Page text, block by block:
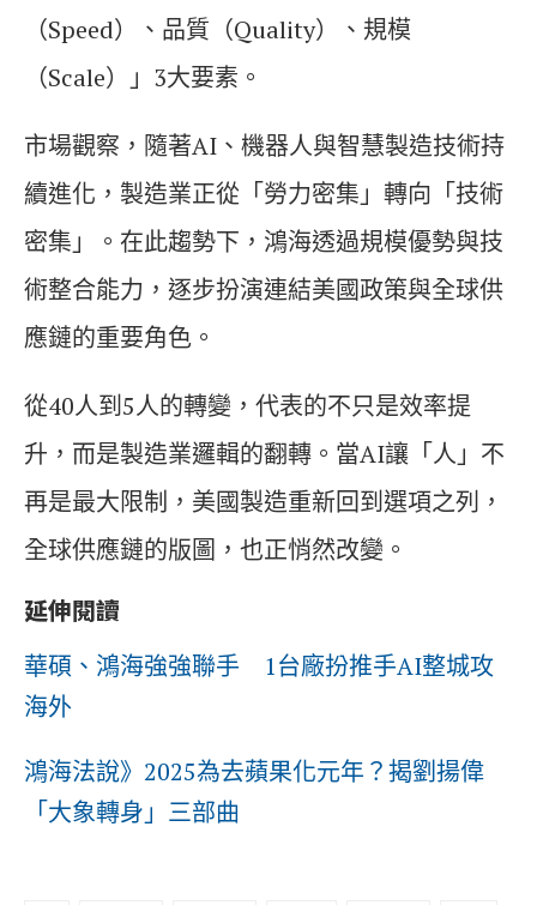
（Speed）、品質（Quality）、規模
（Scale）」3大要素。
市場觀察，隨著AI、機器人與智慧製造技術持
續進化，製造業正從「勞力密集」轉向「技術
密集」。在此趨勢下，鴻海透過規模優勢與技
術整合能力，逐步扮演連結美國政策與全球供
應鏈的重要角色。
從40人到5人的轉變，代表的不只是效率提
升，而是製造業邏輯的翻轉。當AI讓「人」不
再是最大限制，美國製造重新回到選項之列，
全球供應鏈的版圖，也正悄然改變。
延伸閱讀
華碩、鴻海強強聯手 1台廠扮推手AI整城攻
海外
鴻海法說》2025為去蘋果化元年？揭劉揚偉
「大象轉身」三部曲